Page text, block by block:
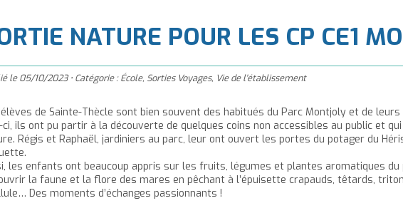
NATURE POUR LES CP CE1
le05/10/2023 • Catégorie :École, Sorties Voyages, Vie de l'établissement
de Sainte-Thècle sont bien souvent des habitués du Parc Montjoly et de
ils ont pu partir à la découverte de quelques coins non accessibles au public et
Régis et Raphaël, jardiniers au parc, leur ont ouvert les portes du potager du
les enfants ont beaucoup appris sur les fruits, légumes et plantes aromatiques
la faune et la flore des mares en pêchant à l’épuisette crapauds, têtards,
Des moments d’échanges passionnants !